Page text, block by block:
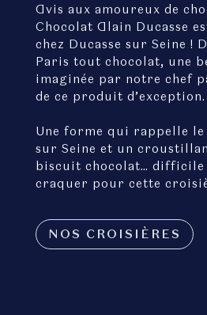
Avis aux amoureux de
Chocolat Alain Ducasse
chez Ducasse sur Seine !
Paris tout chocolat, une
imaginée par notre chef
de ce produit d’exception.
Une forme qui rappelle le
sur Seine et un
biscuit chocolat… difficile
craquer pour cette
NOS CROISIÈRES